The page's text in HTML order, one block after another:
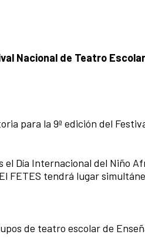
Nacional de Teatro
para la 9ª edición del
el Día Internacional del Niño
FETES tendrá lugar
de teatro escolar de